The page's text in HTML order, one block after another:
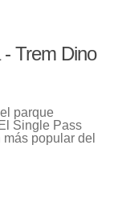
Trem Dino
parque
Single Pass
popular del